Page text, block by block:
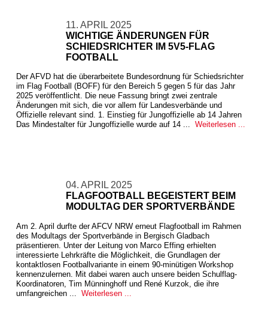
11. APRIL 2025
WICHTIGE ÄNDERUNGEN FÜR
SCHIEDSRICHTER IM 5V5-FLAG
FOOTBALL
Der AFVD hat die überarbeitete Bundesordnung für Schiedsrichter
im Flag Football (BOFF) für den Bereich 5 gegen 5 für das Jahr
2025 veröffentlicht. Die neue Fassung bringt zwei zentrale
Änderungen mit sich, die vor allem für Landesverbände und
Offizielle relevant sind. 1. Einstieg für Jungoffizielle ab 14 Jahren
Das Mindestalter für Jungoffizielle wurde auf 14 ... Weiterlesen ...
04. APRIL 2025
FLAGFOOTBALL BEGEISTERT BEIM
MODULTAG DER SPORTVERBÄNDE
Am 2. April durfte der AFCV NRW erneut Flagfootball im Rahmen
des Modultags der Sportverbände in Bergisch Gladbach
präsentieren. Unter der Leitung von Marco Effing erhielten
interessierte Lehrkräfte die Möglichkeit, die Grundlagen der
kontaktlosen Footballvariante in einem 90-minütigen Workshop
kennenzulernen. Mit dabei waren auch unsere beiden Schulflag-
Koordinatoren, Tim Münninghoff und René Kurzok, die ihre
umfangreichen ... Weiterlesen ...